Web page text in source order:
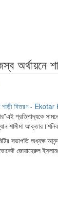
অর্থায়নে
প্রতিপাদ্যকে
শামীমা
সভাপতি অধ্যক্ষ
জোয়াহেরুল